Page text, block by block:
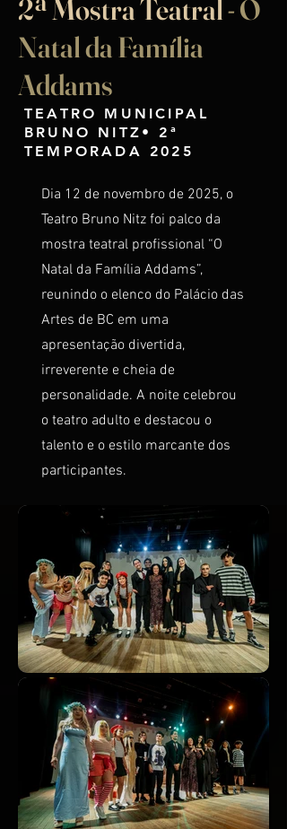
2ª Mostra Teatral- O
Natal da Família
Addams
TEATRO MUNICIPAL
BRUNO NITZ• 2ª
TEMPORADA 2025
Dia 12 de novembro de 2025, o
Teatro Bruno Nitz foi palco da
mostra teatral profissional “O
Natal da Família Addams”,
reunindo o elenco do Palácio das
Artes de BC em uma
apresentação divertida,
irreverente e cheia de
personalidade. A noite celebrou
o teatro adulto e destacou o
talento e o estilo marcante dos
participantes.